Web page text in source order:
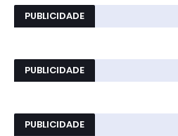
PUBLICIDADE
PUBLICIDADE
PUBLICIDADE